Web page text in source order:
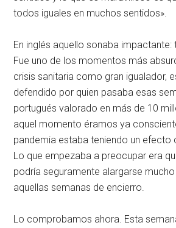
todos iguales en muchos sentidos».
En inglés aquello sonaba impactante:
Fue uno de los momentos más
crisis sanitaria como gran igualador,
defendido por quien pasaba esas
portugués valorado en más de 10
aquel momento éramos ya
pandemia estaba teniendo un efecto
Lo que empezaba a preocupar era
podría seguramente alargarse
aquellas semanas de encierro.
Lo comprobamos ahora. Esta